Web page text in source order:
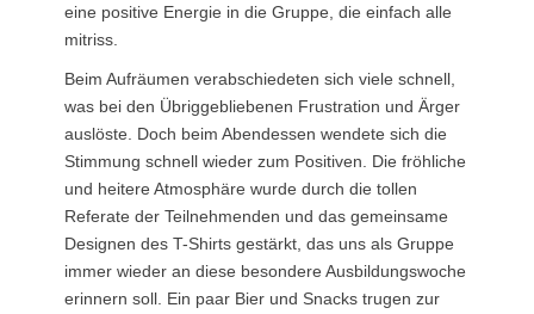
eine positive Energie in die Gruppe, die einfach alle
mitriss.
Beim Aufräumen verabschiedeten sich viele schnell,
was bei den Übriggebliebenen Frustration und Ärger
auslöste. Doch beim Abendessen wendete sich die
Stimmung schnell wieder zum Positiven. Die fröhliche
und heitere Atmosphäre wurde durch die tollen
Referate der Teilnehmenden und das gemeinsame
Designen des T-Shirts gestärkt, das uns als Gruppe
immer wieder an diese besondere Ausbildungswoche
erinnern soll. Ein paar Bier und Snacks trugen zur